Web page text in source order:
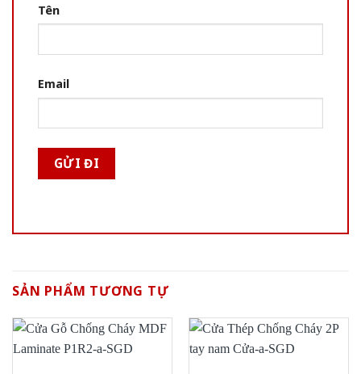
Tên
Email
SẢN PHẨM TƯƠNG TỰ